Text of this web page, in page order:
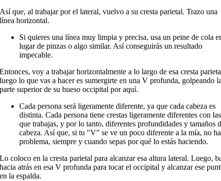
Así que, al trabajar por el lateral, vuelvo a su cresta parietal. Trazo una
línea horizontal.
Si quieres una línea muy limpia y precisa, usa un peine de cola
lugar de pinzas o algo similar. Así conseguirás un resultado
impecable.
Entonces, voy a trabajar horizontalmente a lo largo de esa cresta
luego lo que vas a hacer es sumergirte en una V profunda, golpeando
parte superior de su hueso occipital por aquí.
Cada persona será ligeramente diferente, ya que cada cabeza es
distinta. Cada persona tiene crestas ligeramente diferentes con las
que trabajas, y por lo tanto, diferentes profundidades y tamaños
cabeza. Así que, si tu "V" se ve un poco diferente a la mía, no
problema, siempre y cuando sepas por qué lo estás haciendo.
Lo coloco en la cresta parietal para alcanzar esa altura lateral. Luego,
hacia atrás en esa V profunda para tocar el occipital y alcanzar ese
en la espalda.